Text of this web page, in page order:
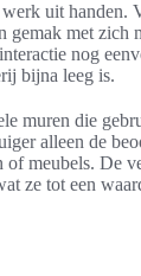
uit handen.
met zich
nog
bijna leeg is.
muren die
alleen de
meubels. De
ze tot een